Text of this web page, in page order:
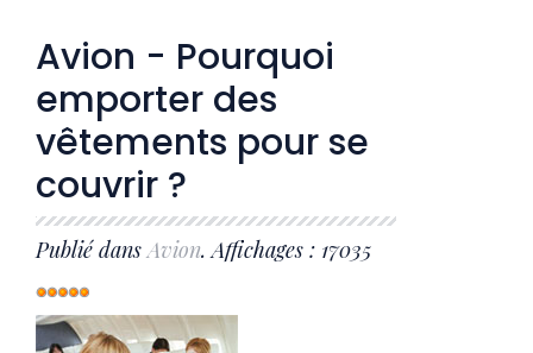
Avion - Pourquoi
emporter des
vêtements pour se
couvrir ?
Publié dansAvion. Affichages : 17035
Vote
utilisateur:5 /5